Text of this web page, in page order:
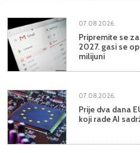
07.08.2026.
Pripremite se
2027. gasi se
milijuni
07.08.2026.
Prije dva dana
koji rade AI